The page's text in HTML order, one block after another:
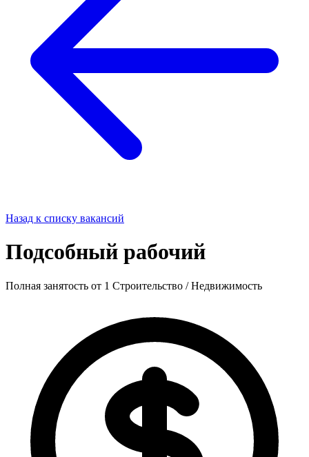
Назад к списку вакансий
Подсобный рабочий
Полная занятость от 1 Строительство / Недвижимость